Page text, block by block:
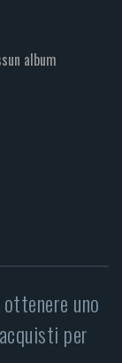
album
uno
per